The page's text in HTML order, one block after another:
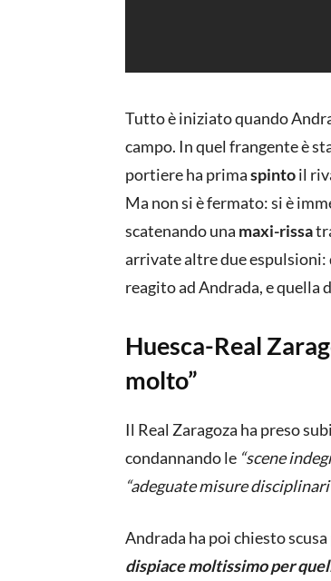
Tutto è iniziato quando
campo. In quel frangente è
portiere ha primaspintoil
Ma non si è fermato: si è
scatenando una maxi-rissa
arrivate altre due espulsioni:
reagito ad Andrada, e quella
Huesca-Real
molto”
Il Real Zaragoza ha preso
condannando le “scene
“adeguate misure
Andrada ha poi chiesto
dispiace moltissimo per